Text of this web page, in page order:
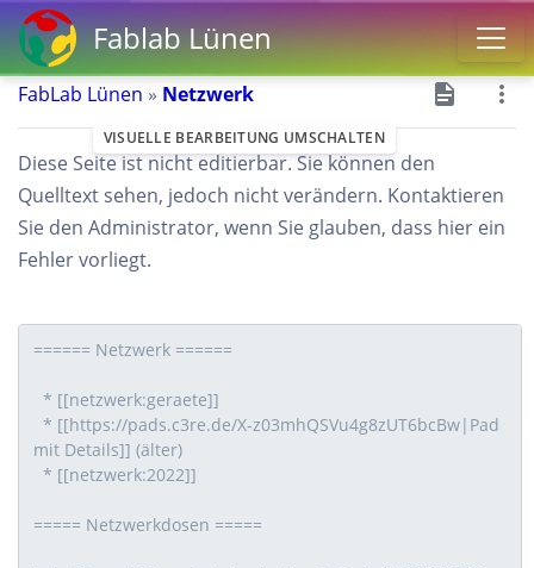
Fablab Lünen
FabLab Lünen » Netzwerk
Diese Seite ist nicht editierbar. Sie können den
Quelltext sehen, jedoch nicht verändern. Kontaktieren
Sie den Administrator, wenn Sie glauben, dass hier ein
Fehler vorliegt.
VISUELLE BEARBEITUNG UMSCHALTEN